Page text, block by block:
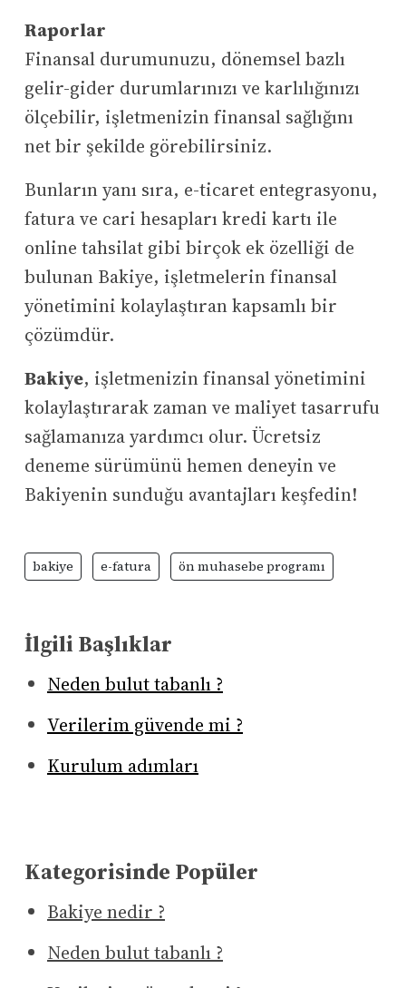
Raporlar
Finansal durumunuzu, dönemsel bazlı
gelir-gider durumlarınızı ve karlılığınızı
ölçebilir, işletmenizin finansal sağlığını
net bir şekilde görebilirsiniz.
Bunların yanı sıra, e-ticaret entegrasyonu,
fatura ve cari hesapları kredi kartı ile
online tahsilat gibi birçok ek özelliği de
bulunan Bakiye, işletmelerin finansal
yönetimini kolaylaştıran kapsamlı bir
çözümdür.
Bakiye, işletmenizin finansal yönetimini
kolaylaştırarak zaman ve maliyet tasarrufu
sağlamanıza yardımcı olur. Ücretsiz
deneme sürümünü hemen deneyin ve
Bakiyenin sunduğu avantajları keşfedin!
bakiye e-fatura ön muhasebe programı
İlgili Başlıklar
Neden bulut tabanlı ?
Verilerim güvende mi ?
Kurulum adımları
Kategorisinde Popüler
Bakiye nedir ?
Neden bulut tabanlı ?